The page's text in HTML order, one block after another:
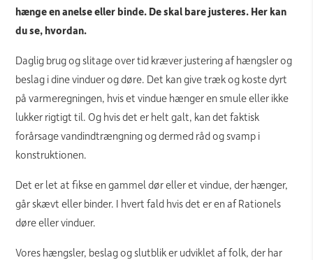
hænge en anelse eller binde. De skal bare justeres. Her kan
du se, hvordan.
Daglig brug og slitage over tid kræver justering af hængsler og
beslag i dine vinduer og døre. Det kan give træk og koste dyrt
på varmeregningen, hvis et vindue hænger en smule eller ikke
lukker rigtigt til. Og hvis det er helt galt, kan det faktisk
forårsage vandindtrængning og dermed råd og svamp i
konstruktionen.
Det er let at fikse en gammel dør eller et vindue, der hænger,
går skævt eller binder. I hvert fald hvis det er en af Rationels
døre eller vinduer.
Vores hængsler, beslag og slutblik er udviklet af folk, der har